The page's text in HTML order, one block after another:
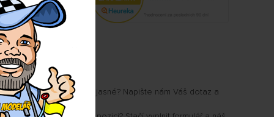
Vám některé parametry jasné? Napište nám Váš dotaz a